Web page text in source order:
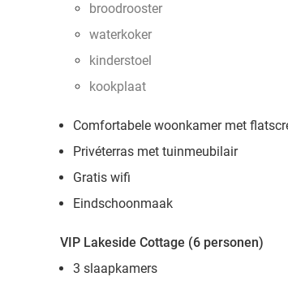
broodrooster
waterkoker
kinderstoel
kookplaat
Comfortabele woonkamer met
Privéterras met tuinmeubilair
Gratis wifi
Eindschoonmaak
VIP Lakeside Cottage (6 personen)
3 slaapkamers